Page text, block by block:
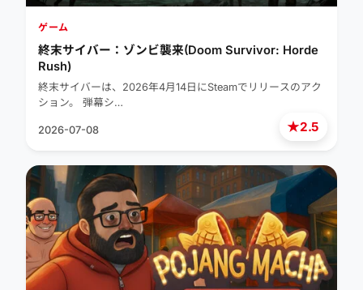
★2.5
ゲーム
終末サイバー：ゾンビ襲来(Doom Survivor: Horde
Rush)
終末サイバーは、2026年4月14日にSteamでリリースのアク
ション。 弾幕シ…
2026-07-08